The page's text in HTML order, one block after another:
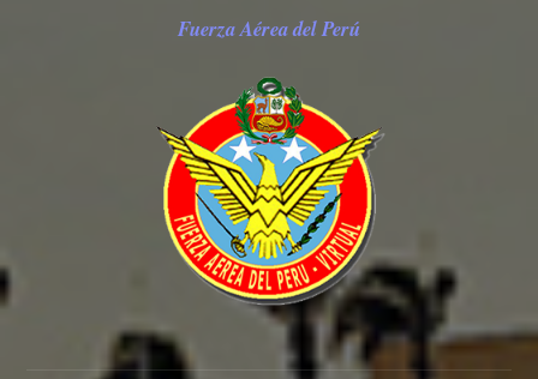
Fuerza Aérea del Perú